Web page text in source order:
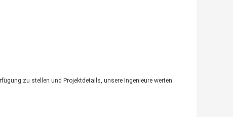
zu stellen und Projektdetails, unsere Ingenieure werten